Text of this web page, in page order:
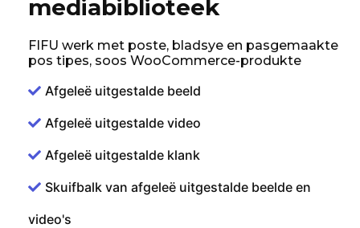
mediabiblioteek
FIFU werk met poste, bladsye en pasgemaakte
pos tipes, soos WooCommerce-produkte
Afgeleë uitgestalde beeld
Afgeleë uitgestalde video
Afgeleë uitgestalde klank
Skuifbalk van afgeleë uitgestalde beelde en
video's